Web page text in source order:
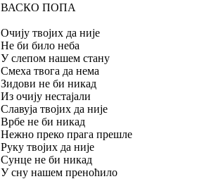
ВАСКО ПОПА
Очију твојих да није
Не би било неба
У слепом нашем стану
Смеха твога да нема
Зидови не би никад
Из очију нестајали
Славуја твојих да није
Врбе не би никад
Нежно преко прага прешле
Руку твојих да није
Сунце не би никад
У сну нашем преноћило